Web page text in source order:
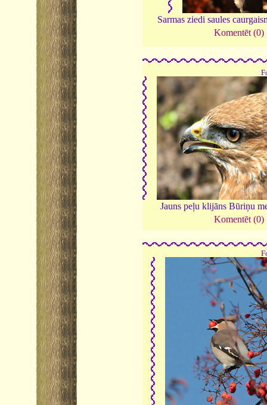
Sarmas ziedi saules
Komentēt (0)
Jauns peļu klijāns Būriņu
Komentēt (0)